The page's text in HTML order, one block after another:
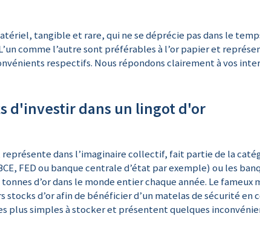
tangible et rare, qui ne se déprécie pas dans le
comme l’autre sont préférables à l’or papier et
respectifs. Nous répondons clairement à vos
d'investir dans un lingot d'or
dans l’imaginaire collectif, fait partie de la
FED ou banque centrale d’état par exemple) ou les
d’or dans le monde entier chaque année. Le
d’or afin de bénéficier d’un matelas de sécurité
plus simples à stocker et présentent quelques